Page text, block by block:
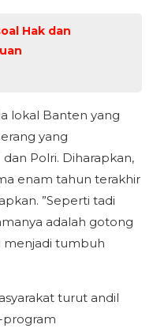
Hak dan
lokal Banten yang
yang
Polri. Diharapkan,
enam tahun terakhir
”Seperti tadi
adalah gotong
menjadi tumbuh
turut andil
program